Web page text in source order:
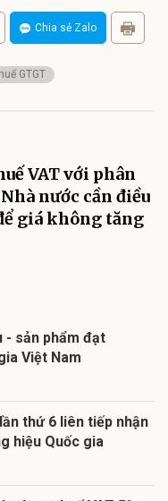
Chia sẻ Zalo
GTGT
VAT với phân
nước cần điều
giá không tăng
- sản phẩm đạt
Việt Nam
thứ 6 liên tiếp nhận
hiệu Quốc gia